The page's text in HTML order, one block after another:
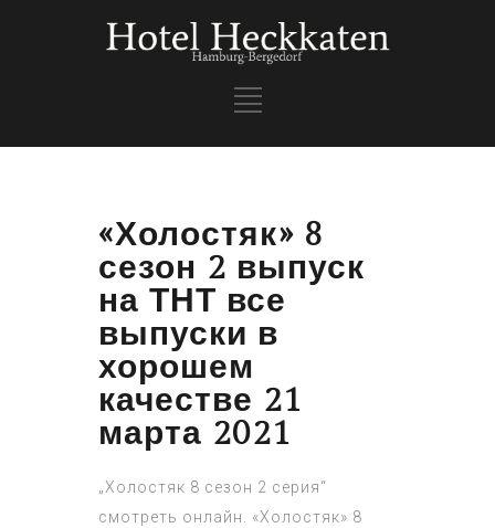
«Холостяк» 8
сезон 2 выпуск
на ТНТ все
выпуски в
хорошем
качестве 21
марта 2021
„Холостяк 8 сезон 2 серия“
смотреть онлайн. «Холостяк» 8